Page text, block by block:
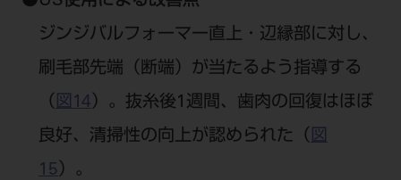
ジンジバルフォーマー直上・辺縁部に対し、
刷毛部先端（断端）が当たるよう指導する
（ 図14 ）。抜糸後1週間、歯肉の回復はほぼ
良好、清掃性の向上が認められた（ 図
15 ）。